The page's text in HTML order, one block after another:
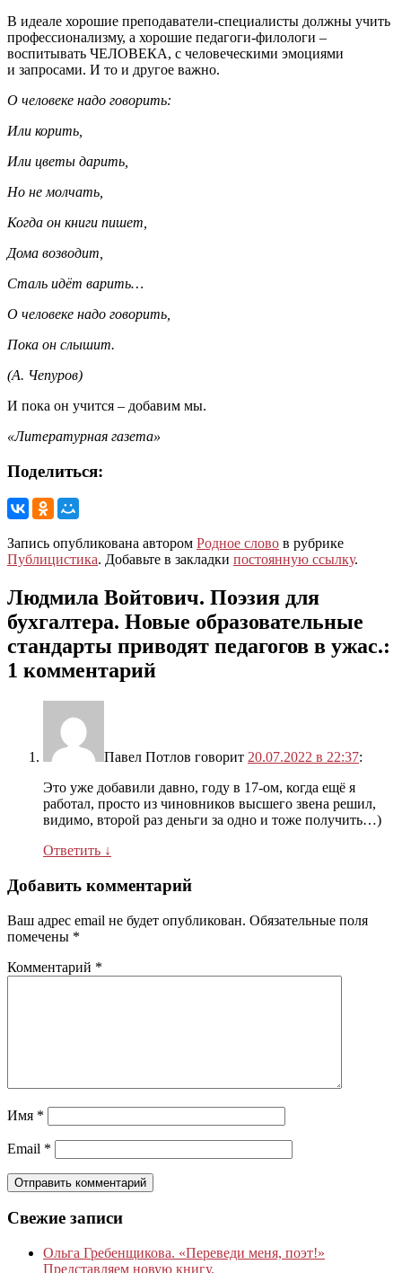
В идеале хорошие преподаватели-специалисты должны учить
профессионализму, а хорошие педагоги-филологи –
воспитывать ЧЕЛОВЕКА, с человеческими эмоциями
и запросами. И то и другое важно.
О человеке надо говорить:
Или корить,
Или цветы дарить,
Но не молчать,
Когда он книги пишет,
Дома возводит,
Сталь идёт варить…
О человеке надо говорить,
Пока он слышит.
(А. Чепуров)
И пока он учится – добавим мы.
«Литературная газета»
Поделиться:
Запись опубликована автором Родное слово в рубрике
Публицистика. Добавьте в закладки постоянную ссылку.
Людмила Войтович. Поэзия для
бухгалтера. Новые образовательные
стандарты приводят педагогов в ужас.:
1 комментарий
Павел Потлов говорит 20.07.2022 в 22:37:
Это уже добавили давно, году в 17-ом, когда ещё я
работал, просто из чиновников высшего звена решил,
видимо, второй раз деньги за одно и тоже получить…)
Ответить ↓
Добавить комментарий
Ваш адрес email не будет опубликован. Обязательные поля
помечены *
Комментарий *
Имя *
Email *
Свежие записи
Ольга Гребенщикова. «Переведи меня, поэт!»
Представляем новую книгу.